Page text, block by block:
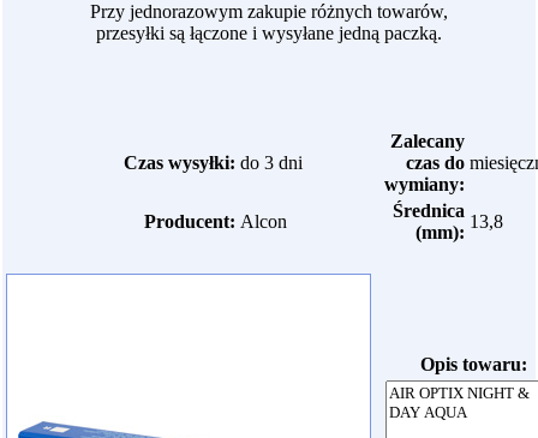
Przy jednorazowym zakupie różnych towarów,
przesyłki są łączone i wysyłane jedną paczką.
Czas wysyłki: do 3 dni
Zalecany
czas do
wymiany:
Producent: Alcon
Średnica
(mm):
13,8
Opis towaru: